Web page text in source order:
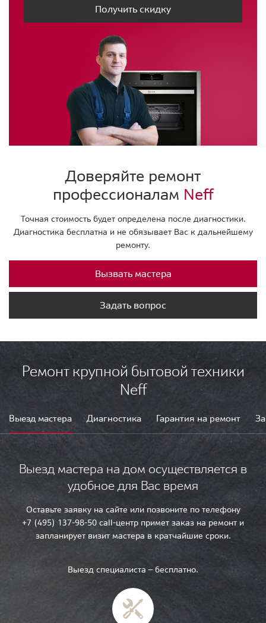
Получить скидку
Доверяйте ремонт
профессионалам Neff
Точная стоимость будет определена после диагностики.
Диагностика бесплатна и не обязывает Вас к дальнейшему
ремонту.
Вызвать мастера
Задать вопрос
Ремонт крупной бытовой техники
Neff
Выезд мастера Диагностика Гарантия на ремонт
Выезд мастера на дом осуществляется в
удобное для Вас время
Оставьте заявку на сайте или позвоните по телефону
+7 (495) 137-98-50 call-центр примет заказ на ремонт и
запланирует визит мастера в кратчайшие сроки.
Выезд специалиста — бесплатно.